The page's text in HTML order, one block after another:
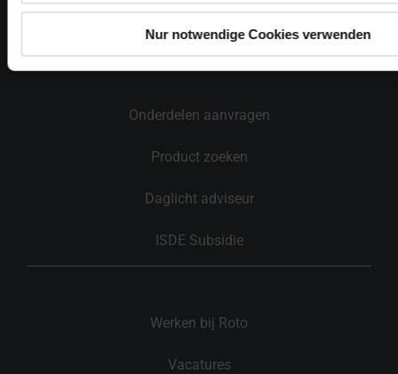
Nur notwendige Cookies verwenden
Nieuwsbrief
Onderdelen aanvragen
Product zoeken
Daglicht adviseur
ISDE Subsidie
Werken bij Roto
Vacatures